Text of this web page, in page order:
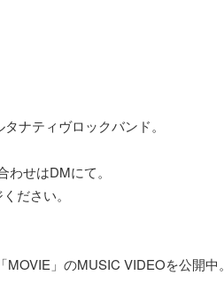
ナティヴロックバンド。
せはDMにて。
ださい。
」のMUSIC VIDEOを公開中。